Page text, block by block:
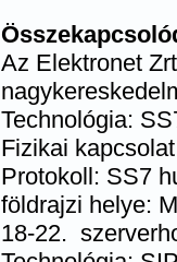
Az Elektronet
Technológia:
Fizikai
Protokoll: SS7
földrajzi helye:
18-22.